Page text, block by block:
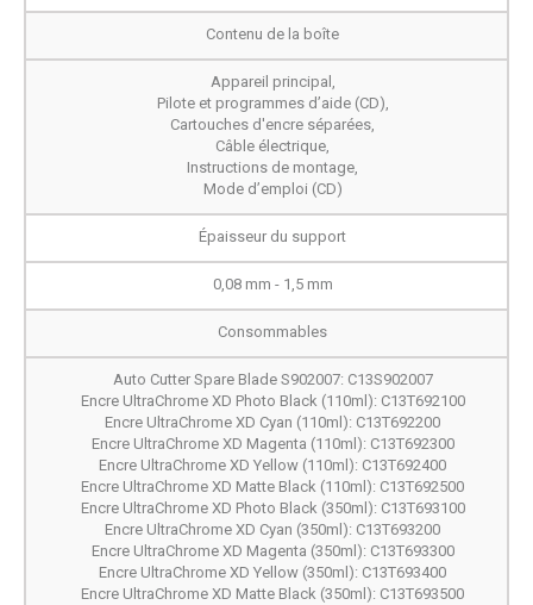
Contenu de la boîte
Appareil principal,
Pilote et programmes d’aide (CD),
Cartouches d'encre séparées,
Câble électrique,
Instructions de montage,
Mode d’emploi (CD)
Épaisseur du support
0,08 mm - 1,5 mm
Consommables
Auto Cutter Spare Blade S902007: C13S902007
Encre UltraChrome XD Photo Black (110ml): C13T692100
Encre UltraChrome XD Cyan (110ml): C13T692200
Encre UltraChrome XD Magenta (110ml): C13T692300
Encre UltraChrome XD Yellow (110ml): C13T692400
Encre UltraChrome XD Matte Black (110ml): C13T692500
Encre UltraChrome XD Photo Black (350ml): C13T693100
Encre UltraChrome XD Cyan (350ml): C13T693200
Encre UltraChrome XD Magenta (350ml): C13T693300
Encre UltraChrome XD Yellow (350ml): C13T693400
Encre UltraChrome XD Matte Black (350ml): C13T693500